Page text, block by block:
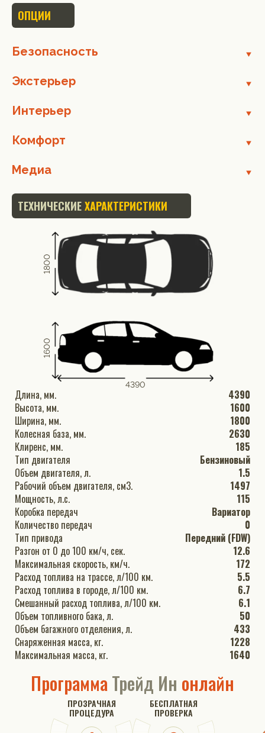
ОПЦИИ
Безопасность
Экстерьер
Интерьер
Комфорт
Медиа
ТЕХНИЧЕСКИЕХАРАКТЕРИСТИКИ
4390
1600
1800
Длина, мм.
4390
Высота, мм.
1600
Ширина, мм.
1800
Колесная база, мм.
2630
Клиренс, мм.
185
Тип двигателя
Бензиновый
Объем двигателя, л.
1.5
Рабочий объем двигателя, см3.
1497
Мощность, л.с.
115
Коробка передач
Вариатор
Количество передач
0
Тип привода
Передний (FDW)
Разгон от 0 до 100 км/ч, сек.
12.6
Максимальная скорость, км/ч.
172
Расход топлива на трассе, л/100 км.
5.5
Расход топлива в городе, л/100 км.
6.7
Смешанный расход топлива, л/100 км.
6.1
Объем топливного бака, л.
50
Объем багажного отделения, л.
433
Снаряженная масса, кг.
1228
Максимальная масса, кг.
1640
ПрограммаТрейд Ин онлайн
ПРОЗРАЧНАЯ
ПРОЦЕДУРА
БЕСПЛАТНАЯ
ПРОВЕРКА